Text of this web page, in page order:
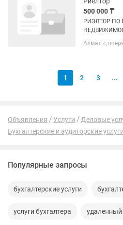
500 000 ₸
РИЭЛТОР ПО
000+ тенге В связи с расширением
Алматы,
1 2 3 ...
Объявления Услуги
Деловые
Бухгалтерские и аудиторские услуги
Популярные запросы
бухгалтерские услуги
услуги бухгалтера удаленный